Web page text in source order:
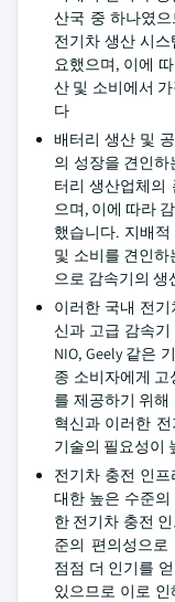
산국 중 하나였
전기차 생산 시
요했으며, 이에
산 및 소비에서
다
배터리 생산 및
의 성장을 견인하
터리 생산업체의
으며, 이에 따라
했습니다. 지배
및 소비를 견인하
으로 감속기의
이러한 국내 전
신과 고급 감속
NIO, Geely 같은
종 소비자에게
를 제공하기 위해
혁신과 이러한
기술의 필요성이
전기차 충전 인
대한 높은 수준
한 전기차 충전
준의 편의성으로
점점 더 인기를
있으므로 이로